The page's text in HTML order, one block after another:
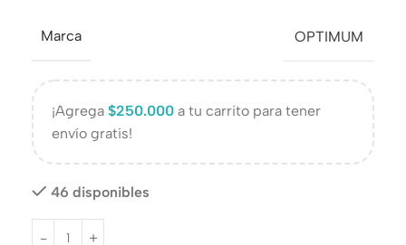
Marca OPTIMUM
¡Agrega $250.000 a tu carrito para tener
envío gratis!
46 disponibles